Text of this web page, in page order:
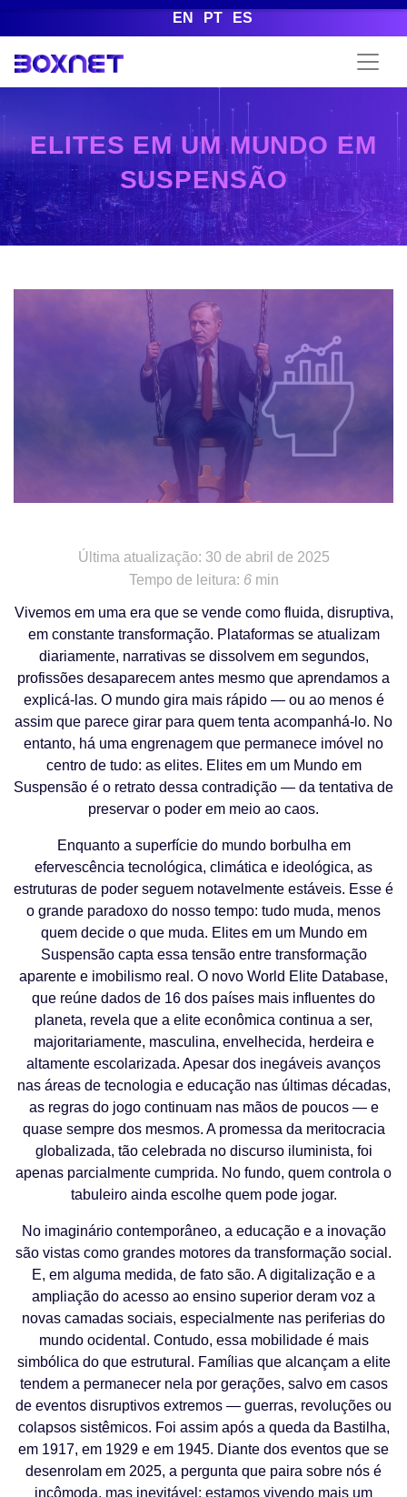
EN PT ES
ELITES EM UM MUNDO EM
SUSPENSÃO
Última atualização: 30 de abril de 2025
Tempo de leitura: 6min
Vivemos em uma era que se vende como fluida, disruptiva,
em constante transformação. Plataformas se atualizam
diariamente, narrativas se dissolvem em segundos,
profissões desaparecem antes mesmo que aprendamos a
explicá-las. O mundo gira mais rápido — ou ao menos é
assim que parece girar para quem tenta acompanhá-lo. No
entanto, há uma engrenagem que permanece imóvel no
centro de tudo: as elites. Elites em um Mundo em
Suspensão é o retrato dessa contradição — da tentativa de
preservar o poder em meio ao caos.
Enquanto a superfície do mundo borbulha em
efervescência tecnológica, climática e ideológica, as
estruturas de poder seguem notavelmente estáveis. Esse é
o grande paradoxo do nosso tempo: tudo muda, menos
quem decide o que muda. Elites em um Mundo em
Suspensão capta essa tensão entre transformação
aparente e imobilismo real. O novo World Elite Database,
que reúne dados de 16 dos países mais influentes do
planeta, revela que a elite econômica continua a ser,
majoritariamente, masculina, envelhecida, herdeira e
altamente escolarizada. Apesar dos inegáveis avanços
nas áreas de tecnologia e educação nas últimas décadas,
as regras do jogo continuam nas mãos de poucos — e
quase sempre dos mesmos. A promessa da meritocracia
globalizada, tão celebrada no discurso iluminista, foi
apenas parcialmente cumprida. No fundo, quem controla o
tabuleiro ainda escolhe quem pode jogar.
No imaginário contemporâneo, a educação e a inovação
são vistas como grandes motores da transformação social.
E, em alguma medida, de fato são. A digitalização e a
ampliação do acesso ao ensino superior deram voz a
novas camadas sociais, especialmente nas periferias do
mundo ocidental. Contudo, essa mobilidade é mais
simbólica do que estrutural. Famílias que alcançam a elite
tendem a permanecer nela por gerações, salvo em casos
de eventos disruptivos extremos — guerras, revoluções ou
colapsos sistêmicos. Foi assim após a queda da Bastilha,
em 1917, em 1929 e em 1945. Diante dos eventos que se
desenrolam em 2025, a pergunta que paira sobre nós é
incômoda, mas inevitável: estamos vivendo mais um